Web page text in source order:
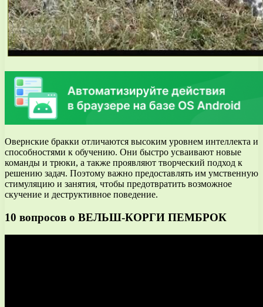
Овернские бракки отличаются высоким уровнем интеллекта и
способностями к обучению. Они быстро усваивают новые
команды и трюки, а также проявляют творческий подход к
решению задач. Поэтому важно предоставлять им умственную
стимуляцию и занятия, чтобы предотвратить возможное
скучение и деструктивное поведение.
10 вопросов о ВЕЛЬШ-КОРГИ ПЕМБРОК